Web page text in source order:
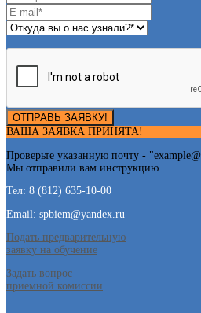
ОТПРАВЬ ЗАЯВКУ!
ВАША ЗАЯВКА ПРИНЯТА!
Проверьте указанную почту - "
Мы отправили вам инструкцию.
Тел: 8 (812) 635-10-00
Email: spbiem@yandex.ru
Подать предварительную
заявку на обучение
Задать вопрос
приемной комиссии